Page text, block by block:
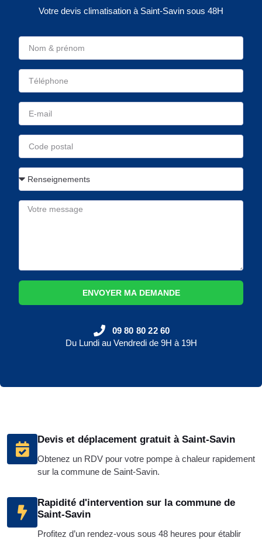
Devis et déplacement gratuit à Saint-Savin
Obtenez un RDV pour votre pompe à chaleur rapidement
sur la commune de Saint-Savin.
Rapidité d'intervention sur la commune de
Saint-Savin
Profitez d’un rendez-vous sous 48 heures pour établir
Votre devis climatisation à Saint-Savin sous 48H
ENVOYER MA DEMANDE
09 80 80 22 60
Du Lundi au Vendredi de 9H à 19H